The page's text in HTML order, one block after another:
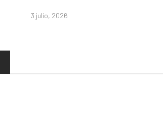
3 julio, 2026